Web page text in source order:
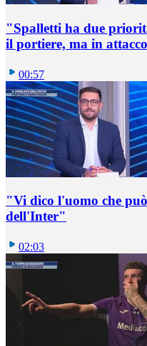
"Spalletti ha due
il portiere, ma in
00:57
"Vi dico l'uomo che
dell'Inter"
02:03